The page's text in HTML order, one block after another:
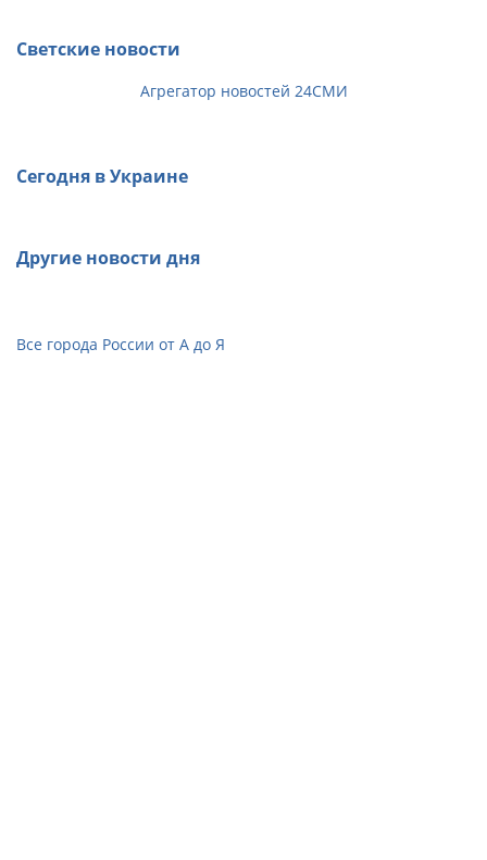
Светские новости
Агрегатор новостей 24СМИ
Сегодня в Украине
Другие новости дня
Все города России от А до Я